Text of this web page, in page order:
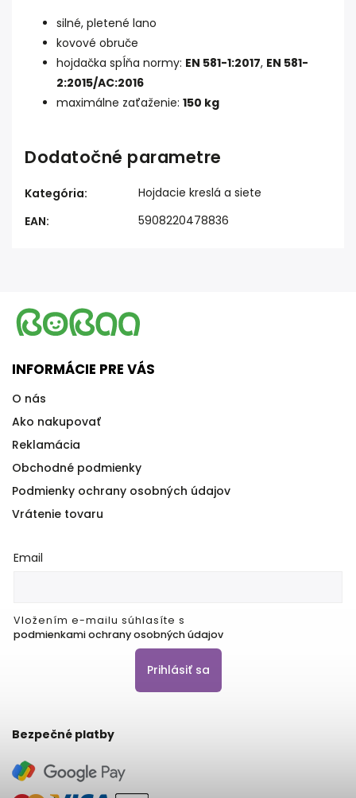
silné, pletené lano
kovové obruče
hojdačka spĺňa normy: EN 581-1:2017, EN 581-
2:2015/AC:2016
maximálne zaťaženie: 150 kg
Dodatočné parametre
Kategória:
Hojdacie kreslá a siete
EAN: 5908220478836
INFORMÁCIE PRE VÁS
O nás
Ako nakupovať
Reklamácia
Obchodné podmienky
Podmienky ochrany osobných údajov
Vrátenie tovaru
Email
Vložením e-mailu súhlasíte s
podmienkami ochrany osobných údajov
Prihlásiť sa
Bezpečné platby